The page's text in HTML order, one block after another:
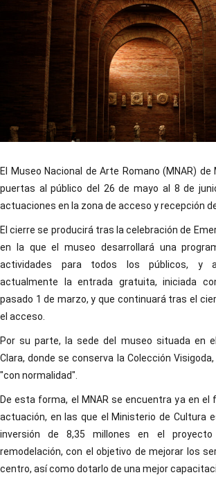
El Museo Nacional de Arte Romano (MNAR)
puertas al público del 26 de mayo al 8 de
actuaciones en la zona de acceso y recepción
El cierre se producirá tras la celebración de
en la que el museo desarrollará una
actividades para todos los públicos, y
actualmente la entrada gratuita, iniciada
pasado 1 de marzo, y que continuará tras el
el acceso.
Por su parte, la sede del museo situada en
Clara, donde se conserva la Colección
"con normalidad".
De esta forma, el MNAR se encuentra ya en el
actuación, en las que el Ministerio de Cultura
inversión de 8,35 millones en el
remodelación, con el objetivo de mejorar los
centro, así como dotarlo de una mejor